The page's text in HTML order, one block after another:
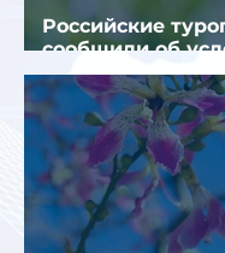
Российские
сообщили об
получения виз в